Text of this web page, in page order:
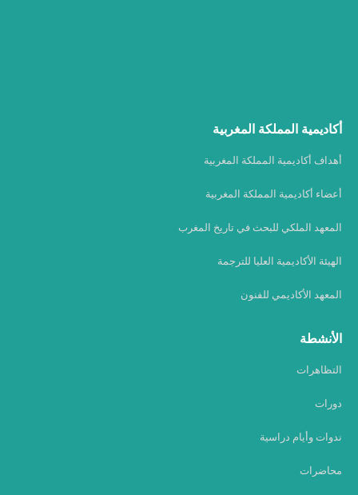
أكاديمية المملكة المغربية
أهداف أكاديمية المملكة المغربية
أعضاء أكاديمية المملكة المغربية
المعهد الملكي للبحث في تاريخ المغرب
الهيئة الأكاديمية العليا للترجمة
المعهد الأكاديمي للفنون
الأنشطة
التظاهرات
دورات
ندوات وأيام دراسية
محاضرات